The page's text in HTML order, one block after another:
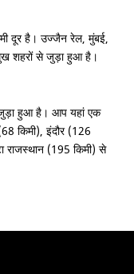
दूर है। उज्जैन रेल, मुंबई,
शहरों से जुड़ा हुआ है।
हुआ है। आप यहां एक
किमी), इंदौर (126
राजस्थान (195 किमी) से